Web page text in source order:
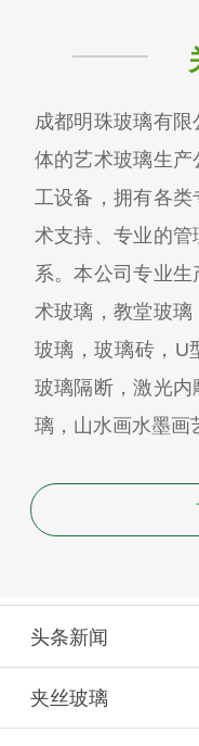
成都明珠玻璃有
体的艺术玻璃生
工设备，拥有各
术支持、专业的
系。本公司专业
术玻璃，教堂玻
玻璃，玻璃砖，U
玻璃隔断，激光
璃，山水画水墨画
头条新闻
夹丝玻璃